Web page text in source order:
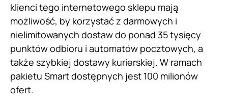
klienci tego internetowego sklepu mają
możliwość, by korzystać z darmowych i
nielimitowanych dostaw do ponad 35 tysięcy
punktów odbioru i automatów pocztowych, a
także szybkiej dostawy kurierskiej. W ramach
pakietu Smart dostępnych jest 100 milionów
ofert.